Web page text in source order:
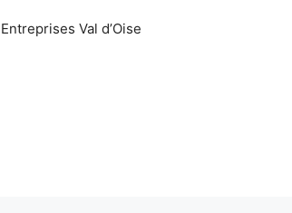
Entreprises Val d’Oise